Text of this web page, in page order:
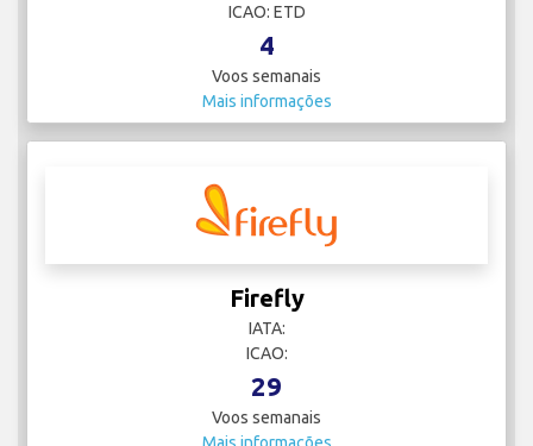
ICAO: ETD
4
Voos semanais
Mais informações
Firefly
IATA:
ICAO:
29
Voos semanais